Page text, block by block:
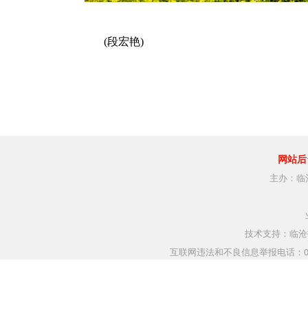
(段宏艳)
网站
主办：
技术支持：临
互联网违法和不良信息举报电话